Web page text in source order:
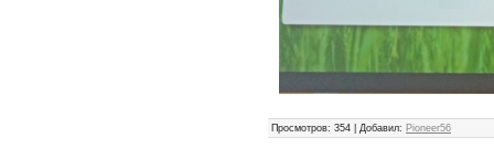
Просмотров: 354 | Добавил: Pioneer56